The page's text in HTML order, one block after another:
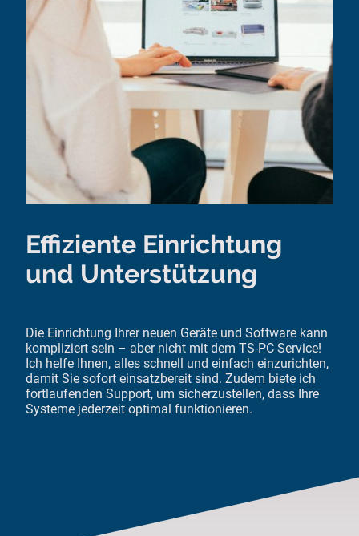
Effiziente Einrichtung
und Unterstützung
Die Einrichtung Ihrer neuen Geräte und Software kann
kompliziert sein – aber nicht mit dem TS-PC Service!
Ich helfe Ihnen, alles schnell und einfach einzurichten,
damit Sie sofort einsatzbereit sind. Zudem biete ich
fortlaufenden Support, um sicherzustellen, dass Ihre
Systeme jederzeit optimal funktionieren.